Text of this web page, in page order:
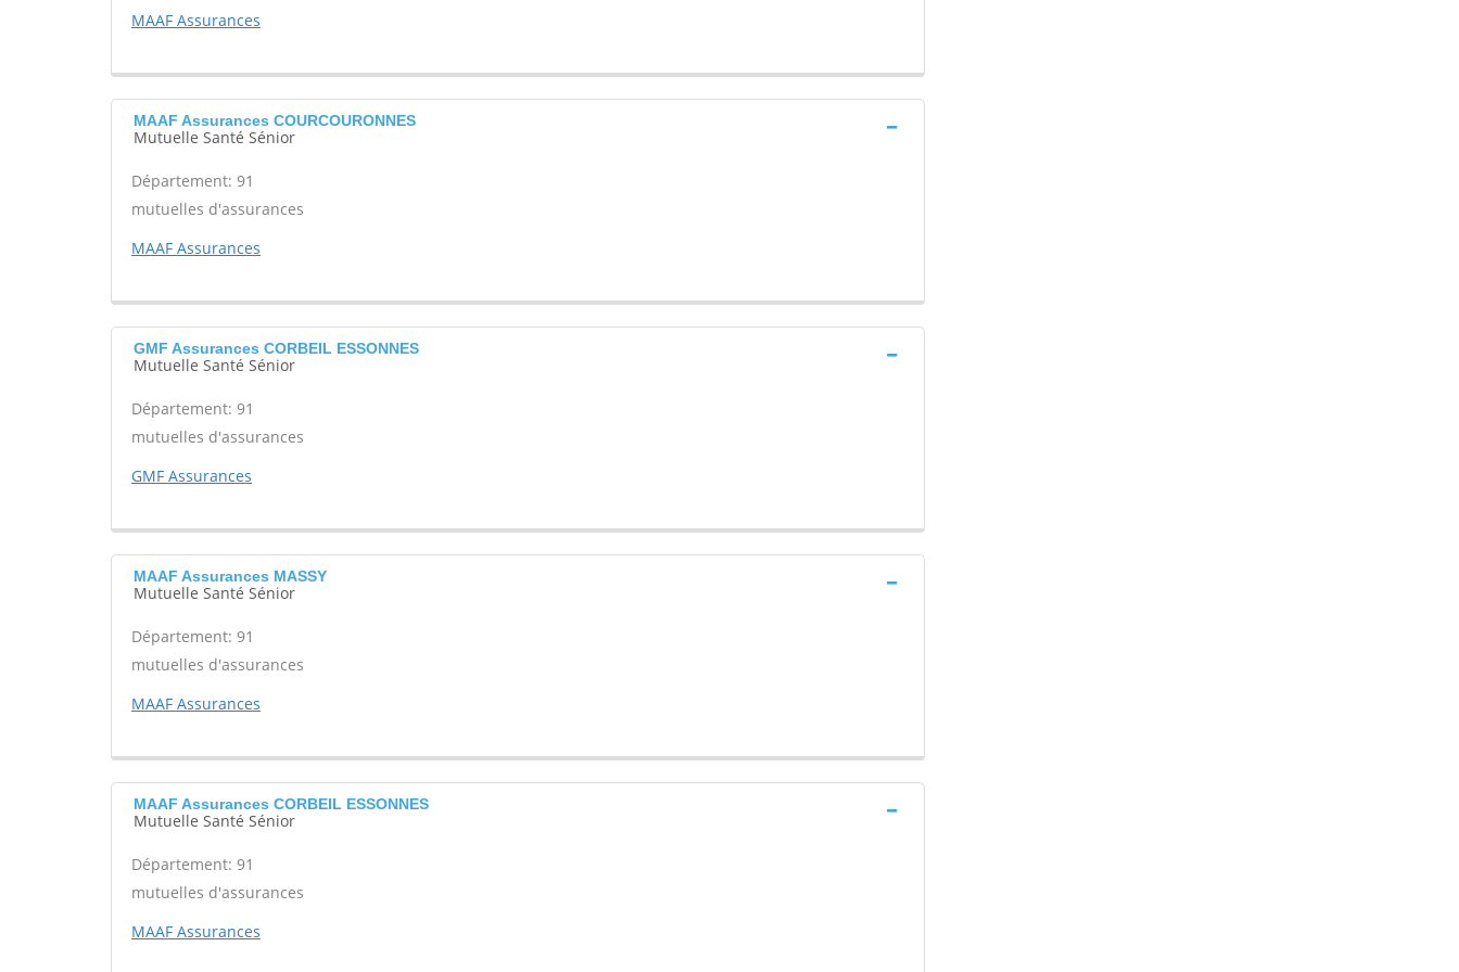
MAAF Assurances
MAAF Assurances COURCOURONNES
Mutuelle Santé Sénior
Département: 91
mutuelles d'assurances
MAAF Assurances
GMF Assurances CORBEIL ESSONNES
Mutuelle Santé Sénior
Département: 91
mutuelles d'assurances
GMF Assurances
MAAF Assurances MASSY
Mutuelle Santé Sénior
Département: 91
mutuelles d'assurances
MAAF Assurances
MAAF Assurances CORBEIL ESSONNES
Mutuelle Santé Sénior
Département: 91
mutuelles d'assurances
MAAF Assurances